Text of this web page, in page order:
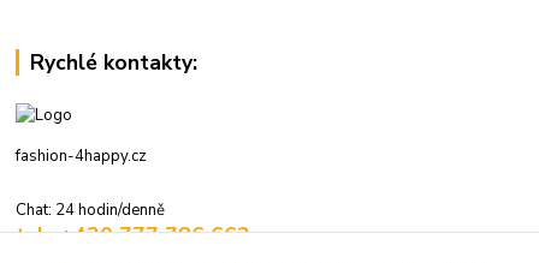
Rychlé kontakty:
fashion-4happy.cz
Chat: 24 hodin/denně
tel.: +420 777 786 662